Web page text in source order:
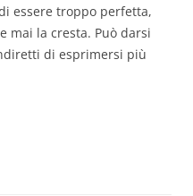
essere troppo perfetta,
mai la cresta. Può darsi
di esprimersi più